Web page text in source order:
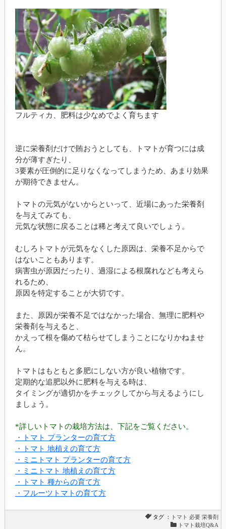
フルティカ、肥料は少なめでよく育ちます
逆に栄養剤だけで賄おうとしても、トマトが育つには成
分が薄すぎたり、
3要素が圧倒的に足りなくなってしまうため、あまり効果
が期待できません。
トマトの元気がないからといって、近場にあった栄養剤
を与えてみても、
元気な状態に戻ることは稀と考えて良いでしょう。
むしろトマトが元気をなくした原因は、栄養不足からで
はないこともあります。
病害虫が原因だったり、過湿による根腐れなども考えら
れるため、
原因を特定することが大切です。
また、原因が栄養不足ではなかった場合、無理に肥料や
栄養剤を与えると、
かえって根を傷めて枯らせてしまうことになりかねませ
ん。
トマトはもともと多肥にしない方が良い植物です。
定期的な追肥以外に肥料を与える時は、
タイミングが適切かをチェックしてから与えるようにし
ましょう。
*詳しいトマトの栽培方法は、下記をご覧ください。
・トマト プランターの育て方
・トマト 地植えの育て方
・ミニトマト プランターの育て方
・ミニトマト 地植えの育て方
・トマト 種からの育て方
・フルーツトマトの育て方
タグ ： トマト 必要 栄養剤
トマト栽培Q&A